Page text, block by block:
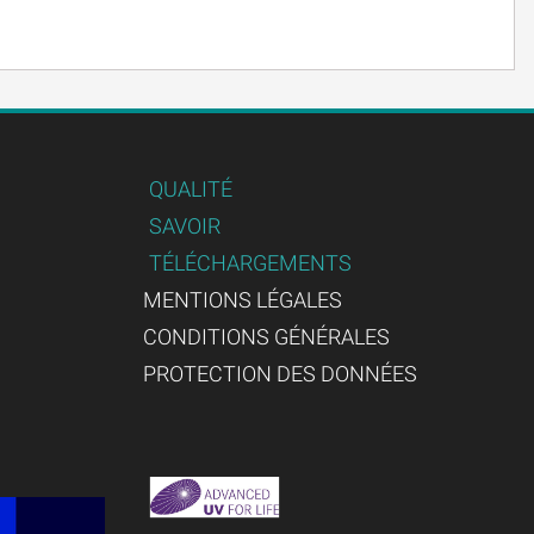
QUALITÉ
SAVOIR
TÉLÉCHARGEMENTS
MENTIONS LÉGALES
CONDITIONS GÉNÉRALES
PROTECTION DES DONNÉES